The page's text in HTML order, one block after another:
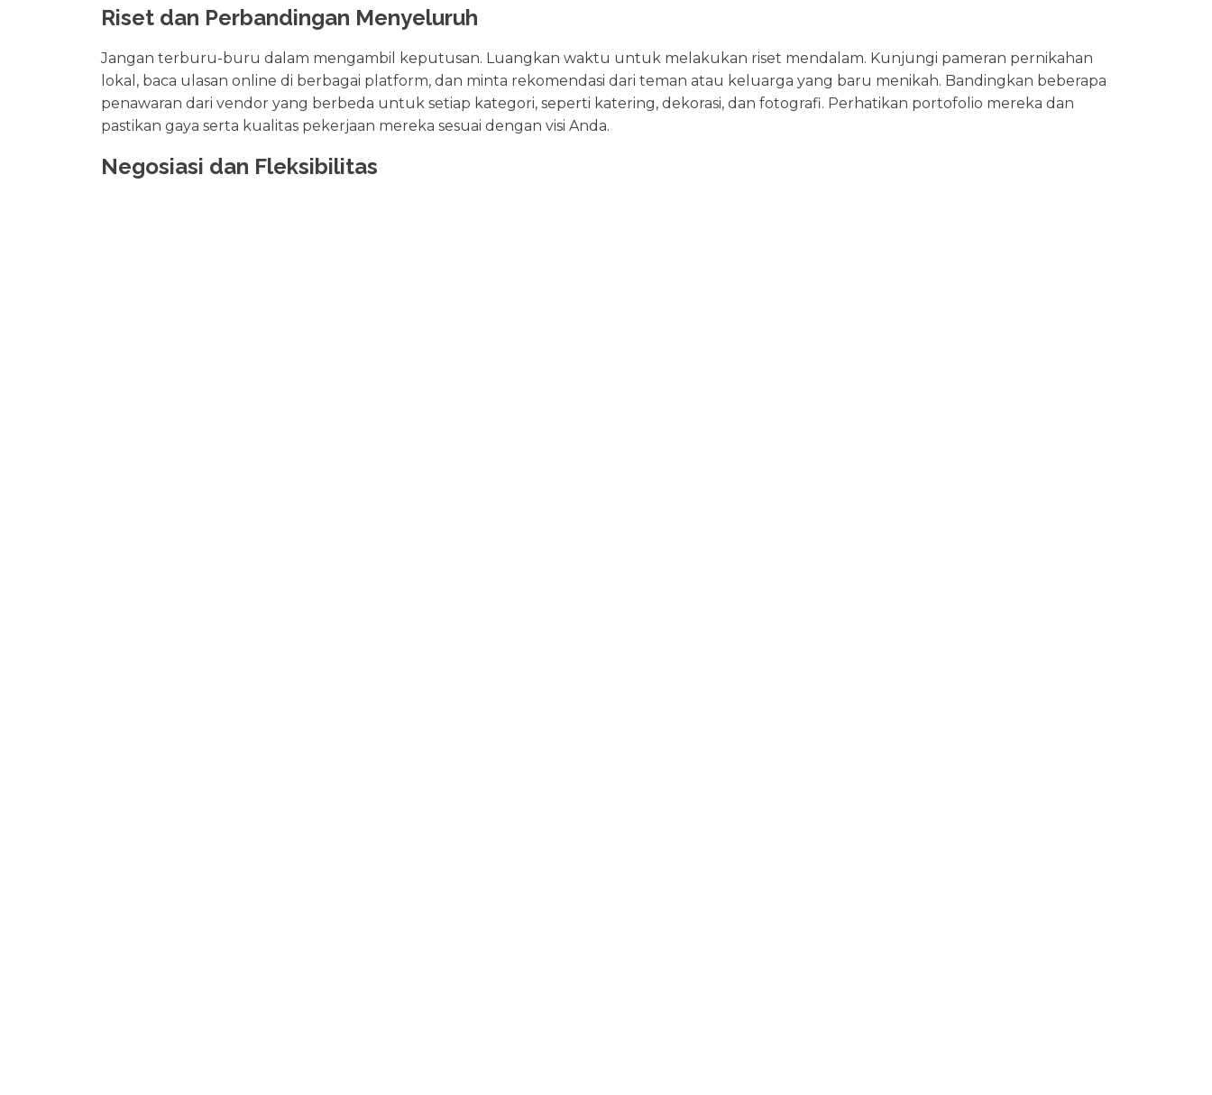
Riset dan Perbandingan Menyeluruh
Jangan terburu-buru dalam mengambil keputusan. Luangkan waktu untuk melakukan riset mendalam. Kunjungi pameran pernikahan
lokal, baca ulasan online di berbagai platform, dan minta rekomendasi dari teman atau keluarga yang baru menikah. Bandingkan beberapa
penawaran dari vendor yang berbeda untuk setiap kategori, seperti katering, dekorasi, dan fotografi. Perhatikan portofolio mereka dan
pastikan gaya serta kualitas pekerjaan mereka sesuai dengan visi Anda.
Negosiasi dan Fleksibilitas